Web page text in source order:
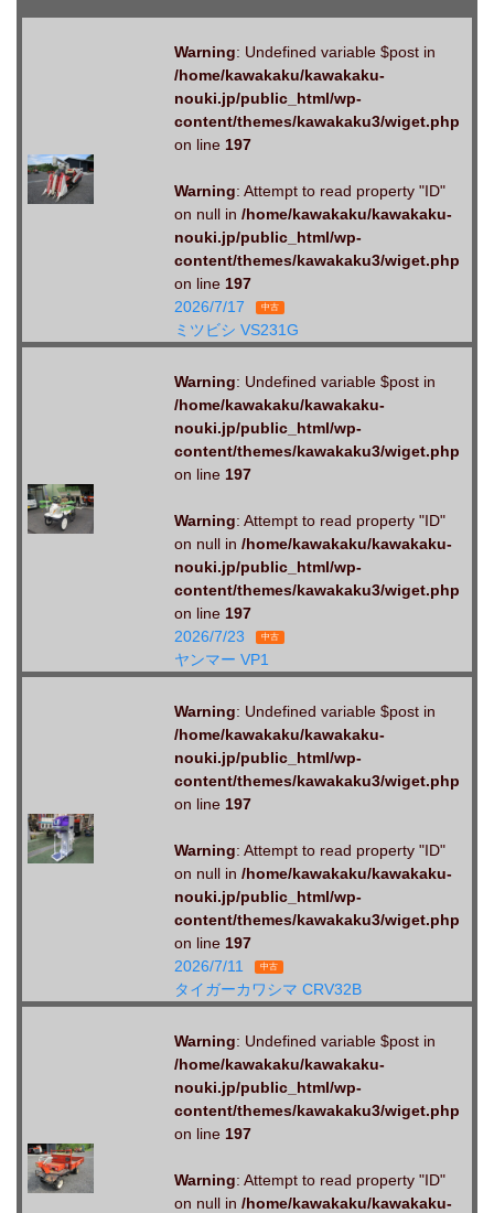
Warning: Undefined variable $post in
/home/kawakaku/kawakaku-
nouki.jp/public_html/wp-
content/themes/kawakaku3/wiget.php
on line 197
Warning: Attempt to read property "ID"
on null in /home/kawakaku/kawakaku-
nouki.jp/public_html/wp-
content/themes/kawakaku3/wiget.php
on line 197
2026/7/17
中古
ミツビシ VS231G
Warning: Undefined variable $post in
/home/kawakaku/kawakaku-
nouki.jp/public_html/wp-
content/themes/kawakaku3/wiget.php
on line 197
Warning: Attempt to read property "ID"
on null in /home/kawakaku/kawakaku-
nouki.jp/public_html/wp-
content/themes/kawakaku3/wiget.php
on line 197
2026/7/23
中古
ヤンマー VP1
Warning: Undefined variable $post in
/home/kawakaku/kawakaku-
nouki.jp/public_html/wp-
content/themes/kawakaku3/wiget.php
on line 197
Warning: Attempt to read property "ID"
on null in /home/kawakaku/kawakaku-
nouki.jp/public_html/wp-
content/themes/kawakaku3/wiget.php
on line 197
2026/7/11
中古
タイガーカワシマ CRV32B
Warning: Undefined variable $post in
/home/kawakaku/kawakaku-
nouki.jp/public_html/wp-
content/themes/kawakaku3/wiget.php
on line 197
Warning: Attempt to read property "ID"
on null in /home/kawakaku/kawakaku-